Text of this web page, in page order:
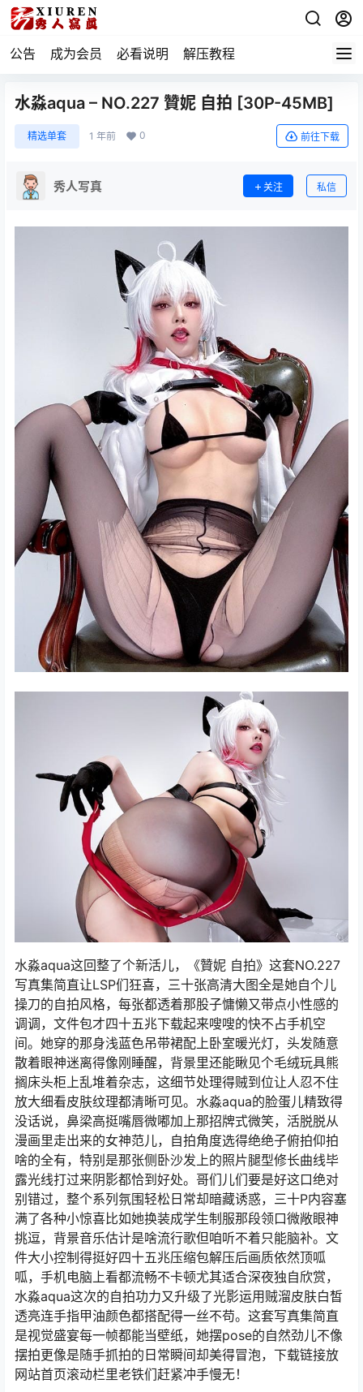
公告 成为会员 必看说明 解压教程
水淼aqua – NO.227 贊妮 自拍 [30P-45MB]
精选单套 1 年前 0 前往下载
秀人写真 关注 私信
水淼aqua这回整了个新活儿，《贊妮 自拍》这套NO.227
写真集简直让LSP们狂喜，三十张高清大图全是她自个儿
操刀的自拍风格，每张都透着那股子慵懒又带点小性感的
调调，文件包才四十五兆下载起来嗖嗖的快不占手机空
间。她穿的那身浅蓝色吊带裙配上卧室暖光灯，头发随意
散着眼神迷离得像刚睡醒，背景里还能瞅见个毛绒玩具熊
搁床头柜上乱堆着杂志，这细节处理得贼到位让人忍不住
放大细看皮肤纹理都清晰可见。水淼aqua的脸蛋儿精致得
没话说，鼻梁高挺嘴唇微嘟加上那招牌式微笑，活脱脱从
漫画里走出来的女神范儿，自拍角度选得绝绝子俯拍仰拍
啥的全有，特别是那张侧卧沙发上的照片腿型修长曲线毕
露光线打过来阴影都恰到好处。哥们儿们要是好这口绝对
别错过，整个系列氛围轻松日常却暗藏诱惑，三十P内容塞
满了各种小惊喜比如她换装成学生制服那段领口微敞眼神
挑逗，背景音乐估计是啥流行歌但咱听不着只能脑补。文
件大小控制得挺好四十五兆压缩包解压后画质依然顶呱
呱，手机电脑上看都流畅不卡顿尤其适合深夜独自欣赏，
水淼aqua这次的自拍功力又升级了光影运用贼溜皮肤白皙
透亮连手指甲油颜色都搭配得一丝不苟。这套写真集简直
是视觉盛宴每一帧都能当壁纸，她摆pose的自然劲儿不像
摆拍更像是随手抓拍的日常瞬间却美得冒泡，下载链接放
网站首页滚动栏里老铁们赶紧冲手慢无！